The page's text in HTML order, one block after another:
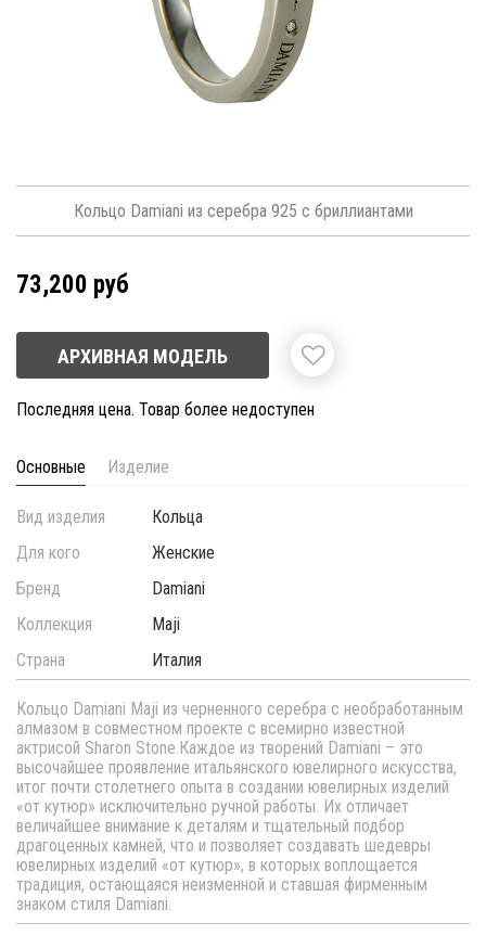
Кольцо Damiani из серебра 925 с бриллиантами
73,200 руб
АРХИВНАЯ МОДЕЛЬ
Последняя цена. Товар более недоступен
Основные Изделие
Вид изделия
Кольца
Для кого
Женские
Бренд
Damiani
Коллекция
Maji
Страна
Италия
Кольцо Damiani Maji из черненного серебра с необработанным
алмазом в совместном проекте с всемирно известной
актрисой Sharon Stone.Каждое из творений Damiani – это
высочайшее проявление итальянского ювелирного искусства,
итог почти столетнего опыта в создании ювелирных изделий
«от кутюр» исключительно ручной работы. Их отличает
величайшее внимание к деталям и тщательный подбор
драгоценных камней, что и позволяет создавать шедевры
ювелирных изделий «от кутюр», в которых воплощается
традиция, остающаяся неизменной и ставшая фирменным
знаком стиля Damiani.